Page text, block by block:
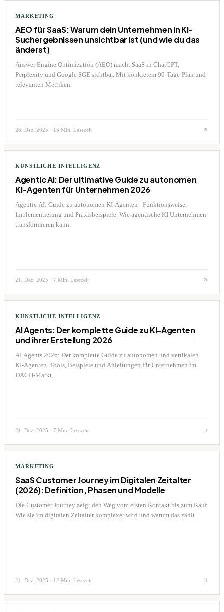
MARKETING
AEO für SaaS: Warum dein Unternehmen in KI-
Suchergebnissen unsichtbar ist (und wie du das
änderst)
Answer Engine Optimization (AEO) macht SaaS in ChatGPT,
Perplexity und Google SGE sichtbar. Mit konkretem 90-Tage-Plan und
relevanten Metriken.
26. Dez. 2025 · 16 Min. Lesezeit
KÜNSTLICHE INTELLIGENZ
Agentic AI: Der ultimative Guide zu autonomen
KI-Agenten für Unternehmen 2026
Agentic AI: Guide zu autonomen KI-Agenten - Funktionsweise,
Implementierung und Praxisbeispiele. Wie agentische KI Unternehmen
transformieren kann.
21. Dez. 2025 · 7 Min. Lesezeit
KÜNSTLICHE INTELLIGENZ
AI Agents: Der komplette Guide zu KI-Agenten
und ihrer Erstellung 2026
AI Agents 2026: Der komplette Guide zu autonomen und vertikalen
KI-Agenten. Tools, Beispiele und Anleitungen für Unternehmen im
DACH-Markt.
21. Dez. 2025 · 7 Min. Lesezeit
MARKETING
SaaS Customer Journey im Digitalen Zeitalter
(2026): Definition, Phasen und Modelle
Die Customer Journey zeigt den Weg vom ersten Kontakt bis zum Kauf.
Wie sie im digitalen Zeitalter komplexer wird und warum das zählt.
21. Dez. 2025 · 12 Min. Lesezeit